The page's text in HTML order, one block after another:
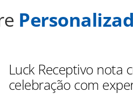
Luck Receptivo nota
celebração com